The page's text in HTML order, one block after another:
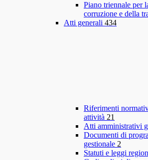
Piano triennale per
corruzione e della
Atti generali 434
Riferimenti
attività 21
Atti amministrativi
Documenti di
gestionale 2
Statuti e leggi